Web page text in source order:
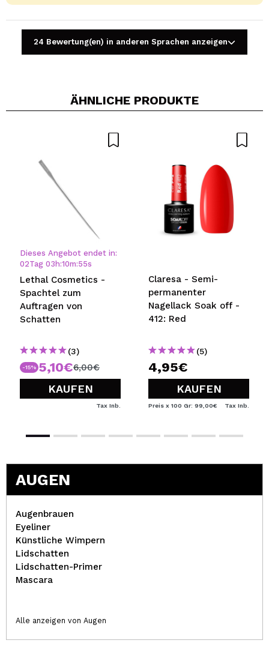
Ein Video oder Foto teilen
24 Bewertung(en) in anderen Sprachen anzeigen
ÄHNLICHE PRODUKTE
Dieses Angebot endet in:
02Tag 03 h:10m:55s
Lethal Cosmetics -
Spachtel zum
Auftragen von
Schatten
(3)
-15% 5,10€6,00€
KAUFEN
Tax Inb.
Claresa - Semi-
permanenter
Nagellack Soak off -
412: Red
(5)
4,95€
KAUFEN
Preis x 100 Gr: 99,00€ Tax Inb.
AUGEN
Augenbrauen
Eyeliner
Künstliche Wimpern
Lidschatten
Lidschatten-Primer
Mascara
Alle anzeigen von Augen